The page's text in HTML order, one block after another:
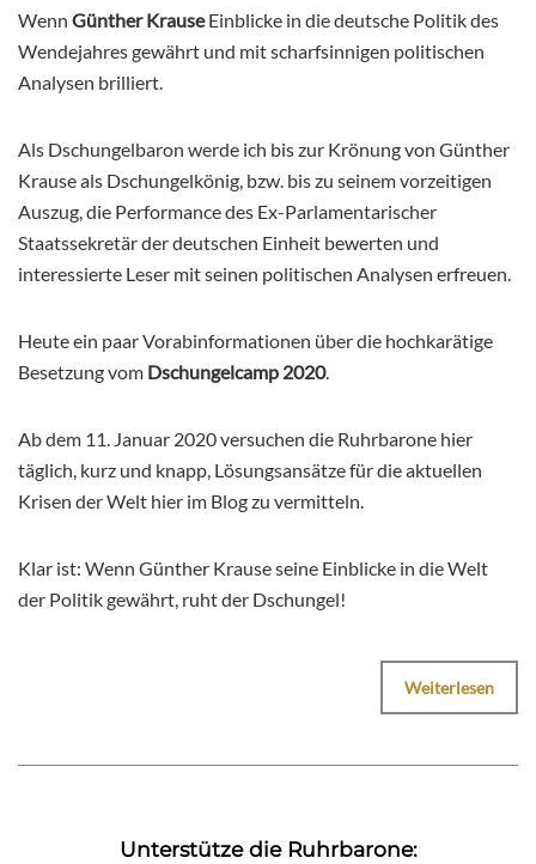
Wenn Günther KrauseEinblicke in die deutsche Politik des
Wendejahres gewährt und mit scharfsinnigen politischen
Analysen brilliert.
Als Dschungelbaron werde ich bis zur Krönung von Günther
Krause als Dschungelkönig, bzw. bis zu seinem vorzeitigen
Auszug, die Performance des Ex-Parlamentarischer
Staatssekretär der deutschen Einheit bewerten und
interessierte Leser mit seinen politischen Analysen erfreuen.
Heute ein paar Vorabinformationen über die hochkarätige
Besetzung vom Dschungelcamp 2020.
Ab dem 11. Januar 2020 versuchen die Ruhrbarone hier
täglich, kurz und knapp, Lösungsansätze für die aktuellen
Krisen der Welt hier im Blog zu vermitteln.
Klar ist: Wenn Günther Krause seine Einblicke in die Welt
der Politik gewährt, ruht der Dschungel!
Weiterlesen
Unterstütze die Ruhrbarone: